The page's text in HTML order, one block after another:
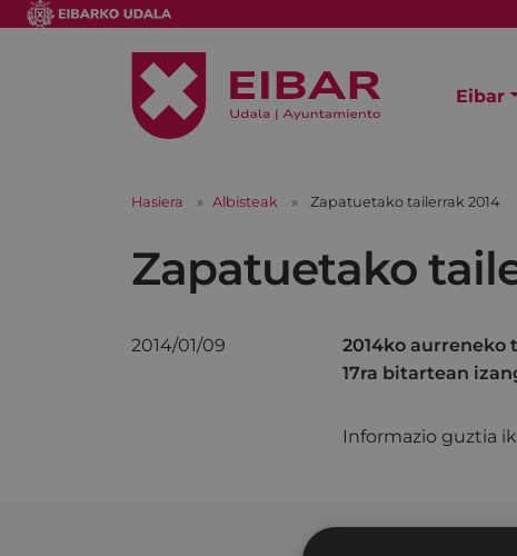
Eibar
Hasiera Albisteak Zapatuetako tailerrak 2014
Zapatuetako
2014/01/09
2014ko
17ra bitartean
Informazio guztia